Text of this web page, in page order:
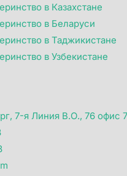
в Казахстане
в Беларуси
в Таджикистане
в Узбекистане
7-я Линия В.О., 76 офис